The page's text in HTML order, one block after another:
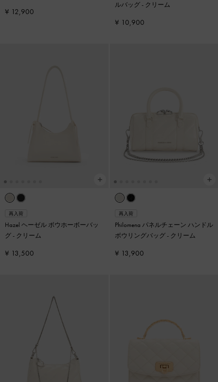
¥ 12,900
ルバッグ- クリーム
¥ 10,900
再入荷
Hazel ヘーゼル ボウホーボーバッ
グ- クリーム
¥ 13,500
再入荷
Philomena パネルチェーン ハンドル
ボウリングバッグ- クリーム
¥ 13,900